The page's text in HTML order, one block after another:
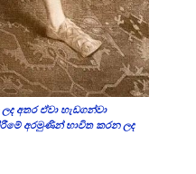
අතර ඒවා හැඩගන්වා
අරමුණින් භාවිත කරන ලද